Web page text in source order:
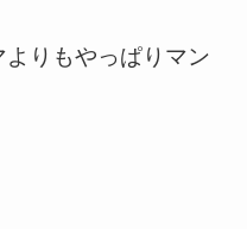
りもやっぱりマン